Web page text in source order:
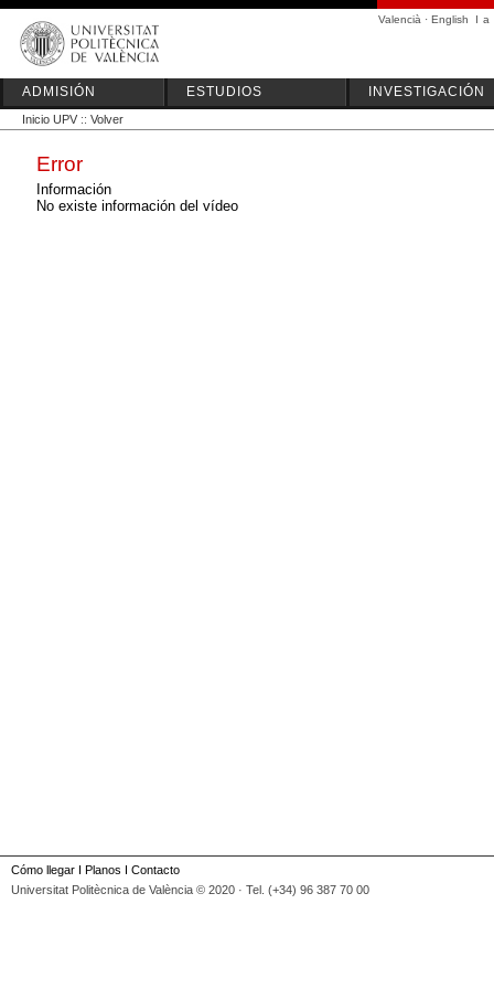
Valencià · English I a
ADMISIÓN ESTUDIOS INVESTIGACIÓN
Inicio UPV :: Volver
Error
Información
No existe información del vídeo
Cómo llegar I Planos I Contacto
Universitat Politècnica de València © 2020 · Tel. (+34) 96 387 70 00